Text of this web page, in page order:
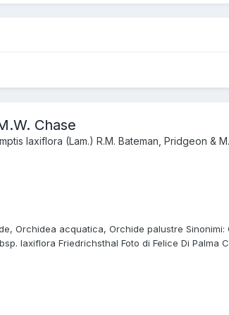
Chase
laxiflora (Lam.) R.M. Bateman, Pridgeon &
Orchidea acquatica, Orchide palustre
laxiflora Friedrichsthal Foto di Felice Di Palma